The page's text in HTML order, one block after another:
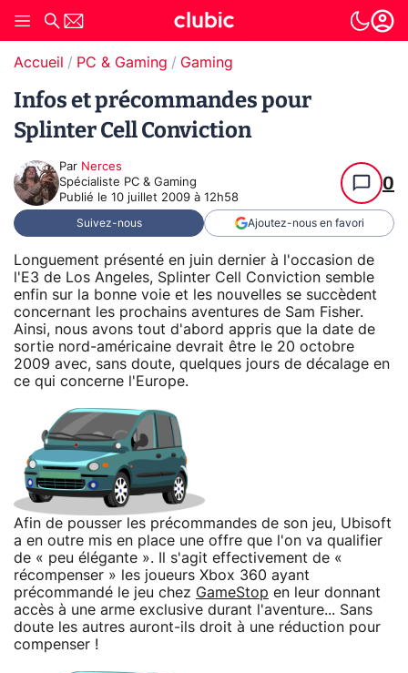
Accueil PC & Gaming Gaming
Infos et précommandes pour
Splinter Cell Conviction
Par Nerces
Spécialiste PC & Gaming
Publié le 10 juillet 2009 à 12h58
0
Suivez-nous Ajoutez-nous en favori
Longuement présenté en juin dernier à l'occasion de
l'E3 de Los Angeles, Splinter Cell Conviction semble
enfin sur la bonne voie et les nouvelles se succèdent
concernant les prochains aventures de Sam Fisher.
Ainsi, nous avons tout d'abord appris que la date de
sortie nord-américaine devrait être le 20 octobre
2009 avec, sans doute, quelques jours de décalage en
ce qui concerne l'Europe.
Afin de pousser les précommandes de son jeu, Ubisoft
a en outre mis en place une offre que l'on va qualifier
de « peu élégante ». Il s'agit effectivement de «
récompenser » les joueurs Xbox 360 ayant
précommandé le jeu chez GameStop en leur donnant
accès à une arme exclusive durant l'aventure... Sans
doute les autres auront-ils droit à une réduction pour
compenser !